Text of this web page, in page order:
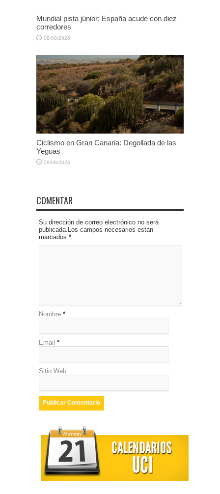
Mundial pista júnior: España acude con diez
corredores
08/08/2026
Ciclismo en Gran Canaria: Degollada de las
Yeguas
08/08/2026
COMENTAR
Su dirección de correo electrónico no será
publicada.Los campos necesarios están
marcados *
Nombre *
Email *
Sitio Web